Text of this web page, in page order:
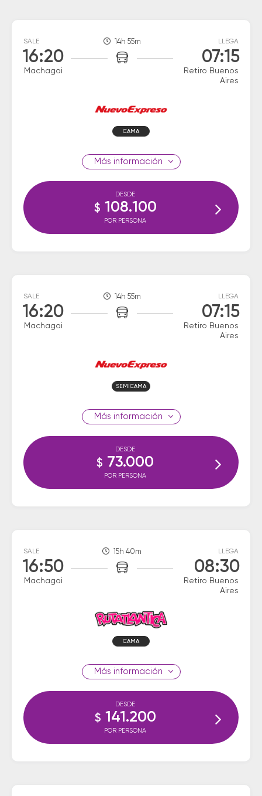
SALE
16:20
Machagai
14h 55m LLEGA
07:15
Retiro Buenos
Aires
CAMA
información
DESDE
$ 108.100
POR PERSONA
SALE
16:20
Machagai
14h 55m LLEGA
07:15
Retiro Buenos
Aires
SEMICAMA
información
DESDE
$ 73.000
POR PERSONA
SALE
16:50
Machagai
15h 40m LLEGA
08:30
Retiro Buenos
Aires
CAMA
información
DESDE
$ 141.200
POR PERSONA